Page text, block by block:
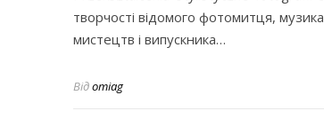
творчості відомого фотомитця,
мистецтв і випускника…
Відomiag